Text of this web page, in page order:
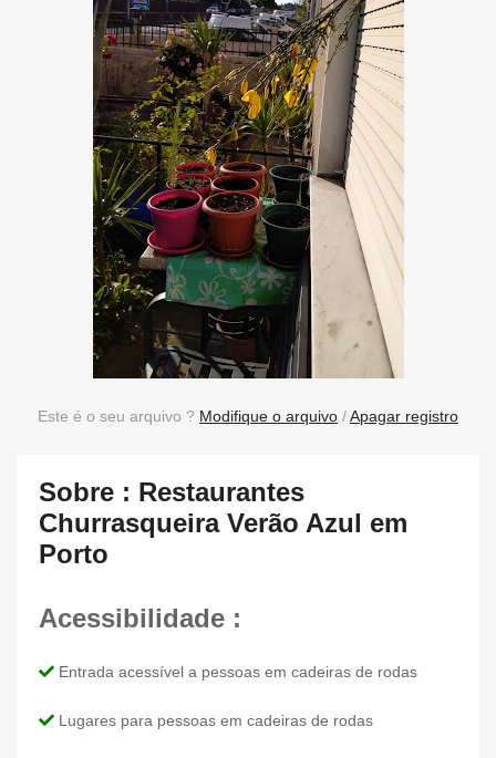
Este é o seu arquivo ? Modifique o arquivo /Apagar registro
Sobre : Restaurantes
Churrasqueira Verão Azul em
Porto
Acessibilidade :
Entrada acessível a pessoas em cadeiras de rodas
Lugares para pessoas em cadeiras de rodas